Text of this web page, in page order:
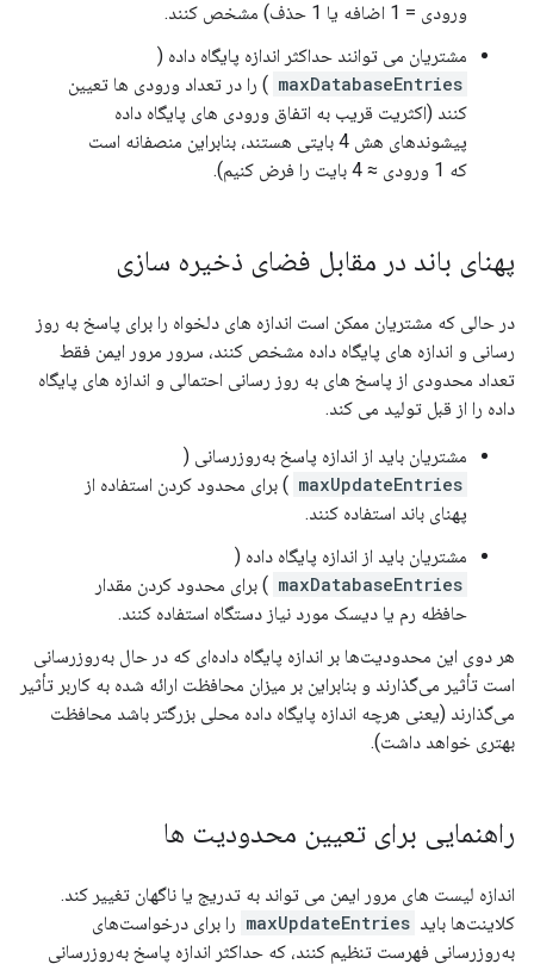
ورودی = 1 اضافه یا 1 حذف) مشخص کنند.
مشتریان می توانند حداکثر اندازه پایگاه داده (
maxDatabaseEntries ) را در تعداد ورودی ها تعیین
کنند (اکثریت قریب به اتفاق ورودی های پایگاه داده
پیشوندهای هش 4 بایتی هستند، بنابراین منصفانه است
که 1 ورودی ≈ 4 بایت را فرض کنیم).
پهنای باند در مقابل فضای ذخیره سازی
در حالی که مشتریان ممکن است اندازه های دلخواه را برای پاسخ به روز
رسانی و اندازه های پایگاه داده مشخص کنند، سرور مرور ایمن فقط
تعداد محدودی از پاسخ های به روز رسانی احتمالی و اندازه های پایگاه
داده را از قبل تولید می کند.
مشتریان باید از اندازه پاسخ به‌روزرسانی (
maxUpdateEntries ) برای محدود کردن استفاده از
پهنای باند استفاده کنند.
مشتریان باید از اندازه پایگاه داده (
maxDatabaseEntries ) برای محدود کردن مقدار
حافظه رم یا دیسک مورد نیاز دستگاه استفاده کنند.
هر دوی این محدودیت‌ها بر اندازه پایگاه داده‌ای که در حال به‌روزرسانی
است تأثیر می‌گذارند و بنابراین بر میزان محافظت ارائه شده به کاربر تأثیر
می‌گذارند (یعنی هرچه اندازه پایگاه داده محلی بزرگتر باشد محافظت
بهتری خواهد داشت).
راهنمایی برای تعیین محدودیت ها
اندازه لیست های مرور ایمن می تواند به تدریج یا ناگهان تغییر کند.
کلاینت‌ها باید maxUpdateEntries را برای درخواست‌های
به‌روزرسانی فهرست تنظیم کنند، که حداکثر اندازه پاسخ به‌روزرسانی